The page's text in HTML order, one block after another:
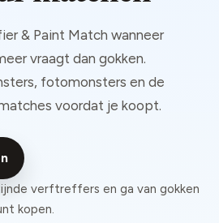
& Paint Match wanneer
vraagt dan gokken.
fotomonsters en de
voordat je koopt.
verftreffers en ga van gokken
kopen.